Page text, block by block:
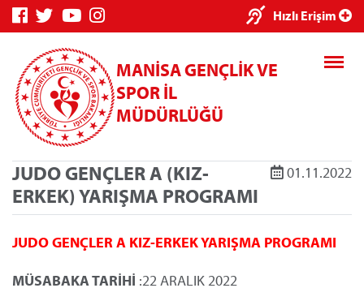
Hızlı Erişim
MANİSA GENÇLİK VE
SPOR İL
MÜDÜRLÜĞÜ
JUDO GENÇLER A (KIZ-
ERKEK) YARIŞMA PROGRAMI
01.11.2022
JUDO GENÇLER A KIZ-ERKEKYARIŞMA PROGRAMI
MÜSABAKA TARİHİ :22 ARALIK 2022
×
Genç Bilgi
Sistemi
Spor Bilgi
Sistemi
Kredi/Yurt